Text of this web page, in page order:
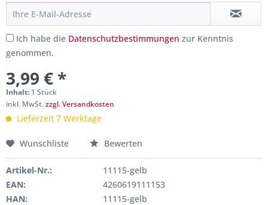
Ich habe die Datenschutzbestimmungen zur Kenntnis
genommen.
3,99 € *
Inhalt: 1 Stück
inkl. MwSt.zzgl. Versandkosten
Lieferzeit 7 Werktage
Wunschliste Bewerten
Artikel-Nr.:
11115-gelb
EAN:
4260619111153
HAN:
11115-gelb